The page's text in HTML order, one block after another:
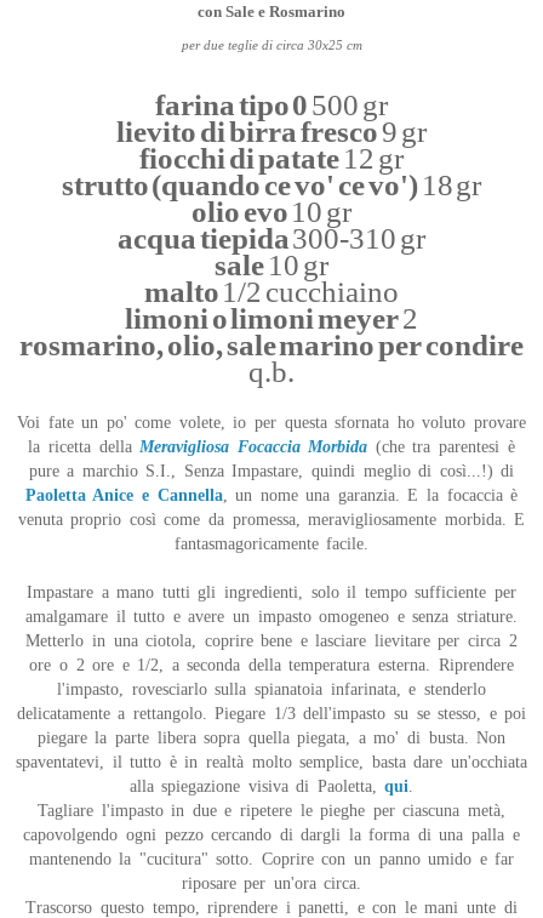
con Sale e Rosmarino
per due teglie di circa 30x25 cm
farina tipo 0500 gr
lievito di birra fresco9 gr
fiocchi di patate12 gr
strutto (quando ce vo' ce vo')18 gr
olio evo10 gr
acqua tiepida300-310 gr
sale10 gr
malto1/2 cucchiaino
limoni o limoni meyer2
rosmarino, olio, sale marino per condire
q.b.
Voi fate un po' come volete, io per questa sfornata ho voluto provare
la ricetta della Meravigliosa Focaccia Morbida (che tra parentesi è
pure a marchio S.I., Senza Impastare, quindi meglio di così...!) di
Paoletta Anice e Cannella, un nome una garanzia. E la focaccia è
venuta proprio così come da promessa, meravigliosamente morbida. E
fantasmagoricamente facile.
Impastare a mano tutti gli ingredienti, solo il tempo sufficiente per
amalgamare il tutto e avere un impasto omogeneo e senza striature.
Metterlo in una ciotola, coprire bene e lasciare lievitare per circa 2
ore o 2 ore e 1/2, a seconda della temperatura esterna. Riprendere
l'impasto, rovesciarlo sulla spianatoia infarinata, e stenderlo
delicatamente a rettangolo. Piegare 1/3 dell'impasto su se stesso, e poi
piegare la parte libera sopra quella piegata, a mo' di busta. Non
spaventatevi, il tutto è in realtà molto semplice, basta dare un'occhiata
alla spiegazione visiva di Paoletta,qui
Tagliare l'impasto in due e ripetere le pieghe per ciascuna metà,
capovolgendo ogni pezzo cercando di dargli la forma di una palla e
mantenendo la "cucitura" sotto. Coprire con un panno umido e far
riposare per un'ora circa.
Trascorso questo tempo, riprendere i panetti, e con le mani unte di